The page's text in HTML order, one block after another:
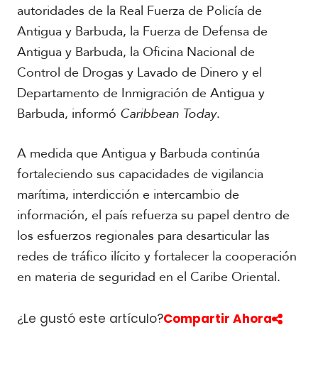
autoridades de la Real Fuerza de Policía de
Antigua y Barbuda, la Fuerza de Defensa de
Antigua y Barbuda, la Oficina Nacional de
Control de Drogas y Lavado de Dinero y el
Departamento de Inmigración de Antigua y
Barbuda, informó Caribbean Today.
A medida que Antigua y Barbuda continúa
fortaleciendo sus capacidades de vigilancia
marítima, interdicción e intercambio de
información, el país refuerza su papel dentro de
los esfuerzos regionales para desarticular las
redes de tráfico ilícito y fortalecer la cooperación
en materia de seguridad en el Caribe Oriental.
¿Le gustó este artículo?Compartir Ahora